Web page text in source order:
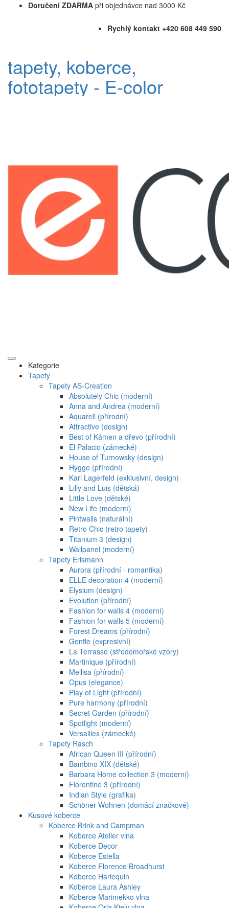
Doručení ZDARMA při objednávce nad 3000 Kč
Rychlý kontakt +420 608 449 590
tapety, koberce,
fototapety - E-color
Kategorie
Tapety
Tapety AS-Creation
Absolutely Chic (moderní)
Anna and Andrea (moderní)
Aquarell (přírodní)
Attractive (design)
Best of Kámen a dřevo (přírodní)
El Palacio (zámecké)
House of Turnowsky (design)
Hygge (přírodní)
Karl Lagerfeld (exklusivní, design)
Lilly and Luis (dětská)
Little Love (dětské)
New Life (moderní)
Pintwalls (naturální)
Retro Chic (retro tapety)
Titanium 3 (design)
Wallpanel (moderní)
Tapety Erismann
Aurora (přírodní - romantika)
ELLE decoration 4 (moderní)
Elysium (design)
Evolution (přírodní)
Fashion for walls 4 (moderní)
Fashion for walls 5 (moderní)
Forest Dreams (přírodní)
Gentle (expresivní)
La Terrasse (středomořské vzory)
Martinique (přírodní)
Mellisa (přírodní)
Opus (elegance)
Play of Light (přírodní)
Pure harmony (přírodní)
Secret Garden (přírodní)
Spotlight (moderní)
Versailles (zámecké)
Tapety Rasch
African Queen III (přírodní)
Bambino XIX (dětské)
Barbara Home collection 3 (moderní)
Florentine 3 (přírodní)
Indian Style (grafika)
Schöner Wohnen (domácí značkové)
Kusové koberce
Koberce Brink and Campman
Koberce Atelier vlna
Koberce Decor
Koberce Estella
Koberce Florence Broadhurst
Koberce Harlequin
Koberce Laura Ashley
Koberce Marimekko vlna